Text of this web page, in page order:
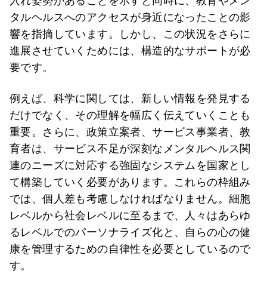
タルヘルスへのアクセスが身近になったことの影
響を指摘しています。しかし、この状況をさらに
進展させていくためには、構造的なサポートが必
要です。
例えば、科学に関しては、新しい情報を発見する
だけでなく、その理解を幅広く伝えていくことも
重要。さらに、政策立案者、サービス事業者、教
育者は、サービス不足が深刻なメンタルヘルス関
連のニーズに対応する強固なシステムを国家とし
て構築していく必要があります。これらの枠組み
では、個人差も考慮しなければなりません。細胞
レベルから社会レベルに至るまで、人々はあらゆ
るレベルでのパーソナライズ化と、自らの心の健
康を管理するための自律性を必要としているので
す。